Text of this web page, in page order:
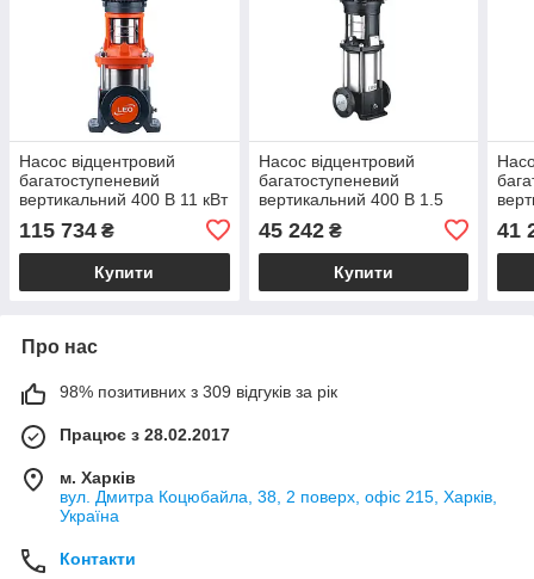
Насос відцентровий
багатоступеневий
вертикальний 400 В 11 кВт
H 136(120)м Q 392(250) л/
хв неірж LEO 3.0 LVR15-
10 (7711793)
115 734 ₴
Купити
Насос відцентровий
багатоступеневий
вертикальний 400 В 1.5
кВт H 40 (32)м Q 217(167)
л/хв неірж LEO 3.0
innovation LVR10-4
45 242₴
Купити
л/хв
41
Про нас
98% позитивних з 309 відгуків за рік
Працює з 28.02.2017
м. Харків
вул. Дмитра Коцюбайла, 38, 2 поверх, офіс 215, Харків,
Україна
Контакти